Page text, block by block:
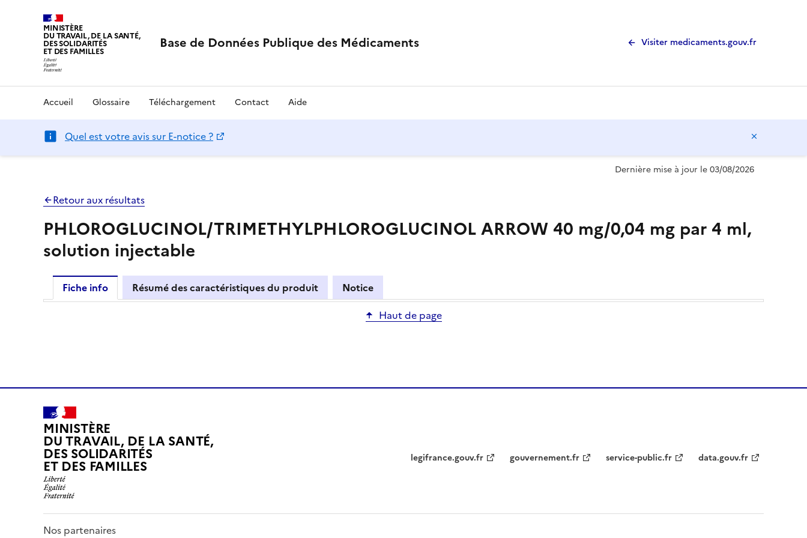
MINISTÈRE
DU TRAVAIL, DE LA SANTÉ,
DES SOLIDARITÉS
ET DES FAMILLES Base de Données Publique des Médicaments Visiter medicaments.gouv.fr
Accueil Glossaire Téléchargement Contact Aide
Quel est votre avis sur E-notice ?
Dernière mise à jour le 03/08/2026
Retour aux résultats
PHLOROGLUCINOL/TRIMETHYLPHLOROGLUCINOL ARROW 40 mg/0,04 mg par 4 ml,
solution injectable
Fiche info Résumé des caractéristiques du produit
Notice
Haut de page
MINISTÈRE
DU TRAVAIL, DE LA SANTÉ,
DES SOLIDARITÉS
ET DES FAMILLES legifrance.gouv.fr gouvernement.fr service-public.fr data.gouv.fr
Nos partenaires